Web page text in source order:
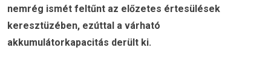
nemrég ismét feltűnt az előzetes értesülések
keresztüzében, ezúttal a várható
akkumulátorkapacitás derült ki.